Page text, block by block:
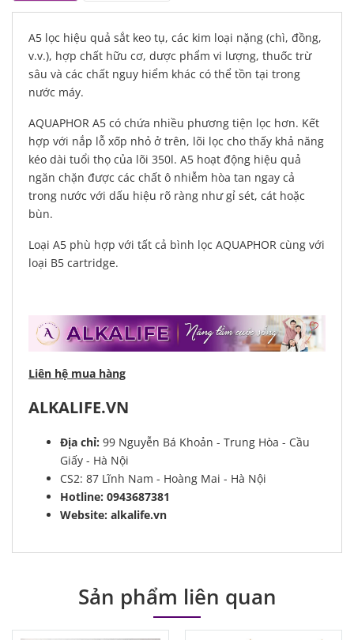
A5 lọc hiệu quả sắt keo tụ, các kim loại nặng (chì, đồng,
v.v.), hợp chất hữu cơ, dược phẩm vi lượng, thuốc trừ
sâu và các chất nguy hiểm khác có thể tồn tại trong
nước máy.
AQUAPHOR A5 có chứa nhiều phương tiện lọc hơn. Kết
hợp với nắp lỗ xốp nhỏ ở trên, lõi lọc cho thấy khả năng
kéo dài tuổi thọ của lõi 350l. A5 hoạt động hiệu quả
ngăn chặn được các chất ô nhiễm hòa tan ngay cả
trong nước với dấu hiệu rõ ràng như gỉ sét, cát hoặc
bùn.
Loại A5 phù hợp với tất cả bình lọc AQUAPHOR cùng với
loại B5 cartridge.
Liên hệ mua hàng
ALKALIFE.VN
Địa chỉ: 99 Nguyễn Bá Khoản - Trung Hòa - Cầu
Giấy - Hà Nội
CS2: 87 Lĩnh Nam - Hoàng Mai - Hà Nội
Hotline: 0943687381
Website: alkalife.vn
Sản phẩm liên quan